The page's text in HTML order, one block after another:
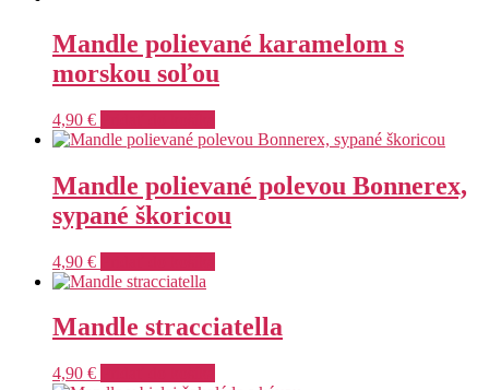
Mandle polievané karamelom s
morskou soľou
4,90 €
Mandle polievané polevou Bonnerex,
sypané škoricou
4,90 €
Mandle stracciatella
4,90 €